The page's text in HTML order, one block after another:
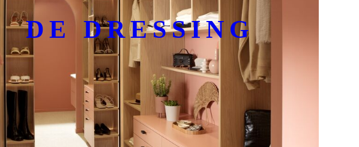
DE DRESSING